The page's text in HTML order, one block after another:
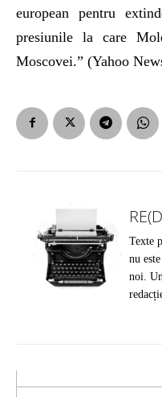
european pentru
presiunile la care
Moscovei.” (Yahoo
Texte
nu
noi.